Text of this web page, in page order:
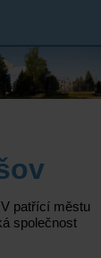
patřící městu
společnost